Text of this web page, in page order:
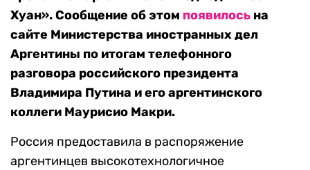
Хуан». Сообщение об этом появилось на
сайте Министерства иностранных дел
Аргентины по итогам телефонного
разговора российского президента
Владимира Путина и его аргентинского
коллеги Маурисио Макри.
Россия предоставила в распоряжение
аргентинцев высокотехнологичное